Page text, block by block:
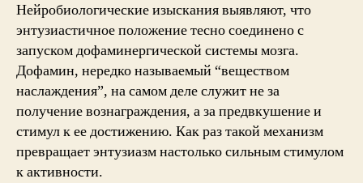
Нейробиологические изыскания выявляют, что
энтузиастичное положение тесно соединено с
запуском дофаминергической системы мозга.
Дофамин, нередко называемый “веществом
наслаждения”, на самом деле служит не за
получение вознаграждения, а за предвкушение и
стимул к ее достижению. Как раз такой механизм
превращает энтузиазм настолько сильным стимулом
к активности.